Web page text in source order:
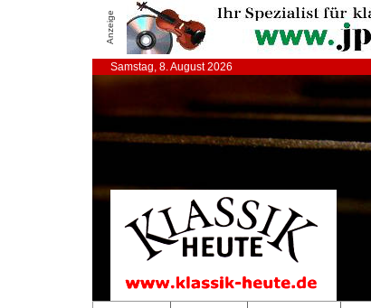
Anzeige
Samstag, 8. August 2026